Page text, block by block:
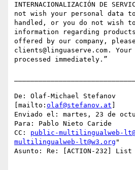
INTERNACIONALIZACIÓN DE
not wish your personal data
handled, or you do not wish
information regarding
offered by our company,
clients@linguaserve.com.
processed immediately.”
De: Olaf-Michael Stefanov
[mailto: olaf@stefanov.at
Enviado el: martes, 23 de
Para: Pablo Nieto Caride
CC: public-multilingualweb-
multilingualweb-lt@w3.org "
Asunto: Re: [ACTION-232]